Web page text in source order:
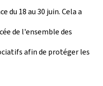
du 18 au 30 juin. Cela a
de l'ensemble des
afin de protéger les